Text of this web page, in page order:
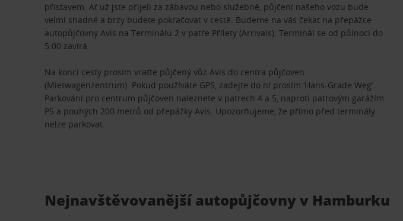
přístavem. Ať už jste přijeli za zábavou nebo služebně, půjčení našeho vozu bude
velmi snadné a brzy budete pokračovat v cestě. Budeme na vás čekat na přepážce
autopůjčovny Avis na Terminálu 2 v patře Přílety (Arrivals). Terminál se od půlnoci do
5:00 zavírá.
Na konci cesty prosím vraťte půjčený vůz Avis do centra půjčoven
(Mietwagenzentrum). Pokud používáte GPS, zadejte do ní prosím ‘Hans-Grade Weg’.
Parkování pro centrum půjčoven naleznete v patrech 4 a 5, naproti patrovým garážím
P5 a pouhých 200 metrů od přepážky Avis. Upozorňujeme, že přímo před terminály
nelze parkovat.
Nejnavštěvovanější autopůjčovny v Hamburku